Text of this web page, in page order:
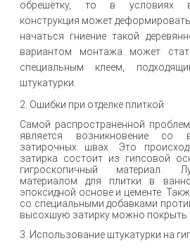
обрешётку, то в условиях
конструкция может
начаться гниение такой
вариантом монтажа может
специальным клеем,
штукатурки.
2. Ошибки при отделке плиткой
Самой распространенной
является возникновение со
затирочных швах. Это
затирка состоит из гипсовой
гигроскопичный материал.
материалом для плитки в
эпоксидной основе и цементе.
со специальными добавками
высохшую затирку можно покрыть
3. Использование штукатурки на